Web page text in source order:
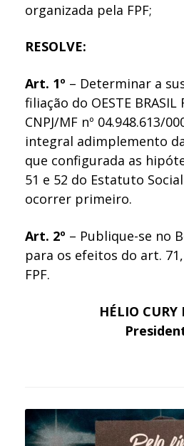
organizada pela FPF;
RESOLVE:
Art. 1º – Determinar a
filiação do OESTE BRASIL
CNPJ/MF nº 04.948.613/
integral adimplemento
que configurada as
51 e 52 do Estatuto
ocorrer primeiro.
Art. 2º – Publique-se no
para os efeitos do art.
FPF.
HÉLIO CURY